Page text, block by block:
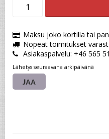
Maksu joko kortilla tai
Nopeat toimitukset
Asiakaspalvelu: +46 565
Lähetys seuraavana arkipäivänä
JAA